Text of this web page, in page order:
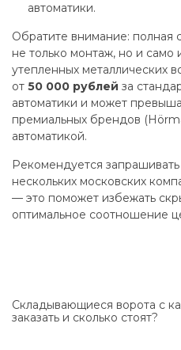
автоматики.
Обратите внимание: полная
не только монтаж, но и само
утепленных металлических
от 50 000 рублей за
автоматики и может
премиальных брендов
автоматикой.
Рекомендуется
нескольких московских
— это поможет избежать
оптимальное соотношение
Складывающиеся ворота с
заказать и сколько стоят?